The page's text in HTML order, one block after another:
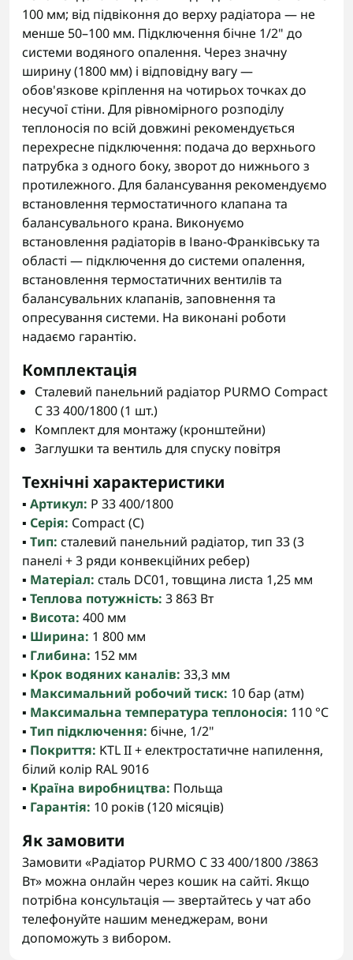
100 мм; від підвіконня до верху радіатора — не
менше 50–100 мм. Підключення бічне 1/2" до
системи водяного опалення. Через значну
ширину (1800 мм) і відповідну вагу —
обов'язкове кріплення на чотирьох точках до
несучої стіни. Для рівномірного розподілу
теплоносія по всій довжині рекомендується
перехресне підключення: подача до верхнього
патрубка з одного боку, зворот до нижнього з
протилежного. Для балансування рекомендуємо
встановлення термостатичного клапана та
балансувального крана. Виконуємо
встановлення радіаторів в Івано-Франківську та
області — підключення до системи опалення,
встановлення термостатичних вентилів та
балансувальних клапанів, заповнення та
опресування системи. На виконані роботи
надаємо гарантію.
Комплектація
Сталевий панельний радіатор PURMO Compact
C 33 400/1800 (1 шт.)
Комплект для монтажу (кронштейни)
Заглушки та вентиль для спуску повітря
Технічні характеристики
▪️ Артикул: P 33 400/1800
▪️ Серія: Compact (C)
▪️ Тип: сталевий панельний радіатор, тип 33 (3
панелі + 3 ряди конвекційних ребер)
▪️ Матеріал: сталь DC01, товщина листа 1,25 мм
▪️ Теплова потужність: 3 863 Вт
▪️ Висота: 400 мм
▪️ Ширина: 1 800 мм
▪️ Глибина: 152 мм
▪️ Крок водяних каналів: 33,3 мм
▪️ Максимальний робочий тиск: 10 бар (атм)
▪️ Максимальна температура теплоносія: 110 °C
▪️ Тип підключення: бічне, 1/2"
▪️ Покриття: KTL II + електростатичне напилення,
білий колір RAL 9016
▪️ Країна виробництва: Польща
▪️ Гарантія: 10 років (120 місяців)
Як замовити
Замовити «Радіатор PURMO C 33 400/1800 /3863
Вт» можна онлайн через кошик на сайті. Якщо
потрібна консультація — звертайтесь у чат або
телефонуйте нашим менеджерам, вони
допоможуть з вибором.